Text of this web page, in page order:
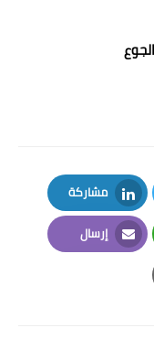
مشاركة
LinkedIn
إرسال
Email